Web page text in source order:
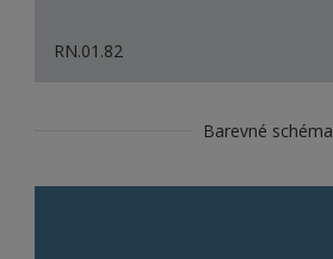
RN.01.82
Barevné schéma